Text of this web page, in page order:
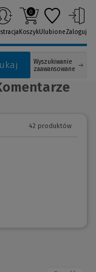
Wyszukiwanie
zaawansowane
0
KoszykUlubioneZaloguj
42 produktów